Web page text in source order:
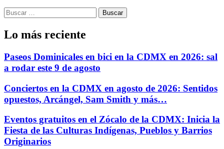
Buscar:
Lo más reciente
Paseos Dominicales en bici en la CDMX en 2026: sal
a rodar este 9 de agosto
Conciertos en la CDMX en agosto de 2026: Sentidos
opuestos, Arcángel, Sam Smith y más…
Eventos gratuitos en el Zócalo de la CDMX: Inicia la
Fiesta de las Culturas Indígenas, Pueblos y Barrios
Originarios